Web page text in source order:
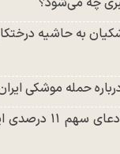
به حاشیه
حمله موشکی
پاسخ عراقچی به ادعای